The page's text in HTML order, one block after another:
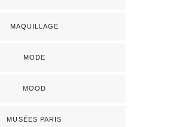
MAQUILLAGE
MODE
MOOD
MUSÉES PARIS